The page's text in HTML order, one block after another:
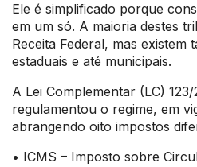
Ele é simplificado porque
em um só. A maioria destes
Receita Federal, mas existem
estaduais e até municipais.
A Lei Complementar (LC)
regulamentou o regime, em
abrangendo oito impostos
• ICMS – Imposto sobre